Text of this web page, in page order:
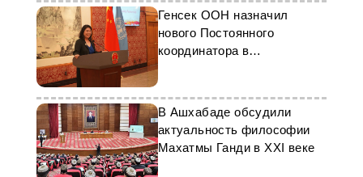
Генсек ООН назначил
нового Постоянного
координатора в
Туркменистане
В Ашхабаде обсудили
актуальность философии
Махатмы Ганди в XXI веке